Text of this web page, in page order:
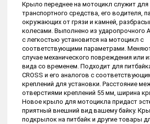
Крыло переднее на мотоцикл служит
транспортного средства, его водителя,
окружающих от грязи и камней,
колесами. Выполнено из ударопрочного
с легкостью установится на мотоцикл с
соответствующими параметрами.
случае механического повреждения или
вида со временем. Подходит для
CROSS и его аналогов с
креплений для установки. Расстояние
отверстиями креплений 55 мм, ширина
Новое крыло для мотоцикла придаст
приятный внешний вид вашему байку.
подкрылок на питбайк и другие товары